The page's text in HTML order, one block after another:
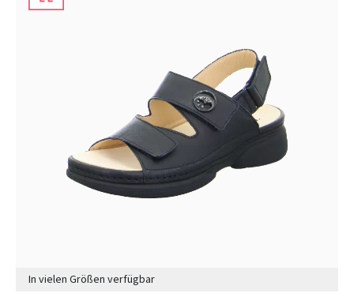
In vielen Größen verfügbar